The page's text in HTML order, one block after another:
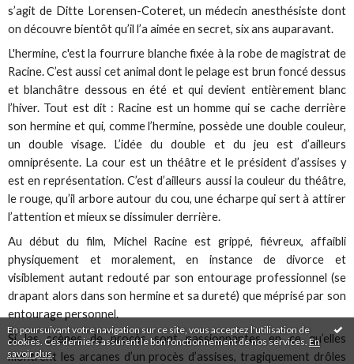
En poursuivant votre navigation sur ce site, vous acceptez l'utilisation de
cookies. Ces derniers assurent le bon fonctionnement de nos services. En
savoir plus.
s’agit de Ditte Lorensen-Coteret, un médecin anesthésiste dont
on découvre bientôt qu’il l’a aimée en secret, six ans auparavant.
L'hermine, c'est la fourrure blanche fixée à la robe de magistrat de
Racine. C’est aussi cet animal dont le pelage est brun foncé dessus
et blanchâtre dessous en été et qui devient entièrement blanc
l’hiver. Tout est dit : Racine est un homme qui se cache derrière
son hermine et qui, comme l’hermine, possède une double couleur,
un double visage. L’idée du double et du jeu est d’ailleurs
omniprésente. La cour est un théâtre et le président d’assises y
est en représentation. C’est d’ailleurs aussi la couleur du théâtre,
le rouge, qu’il arbore autour du cou, une écharpe qui sert à attirer
l’attention et mieux se dissimuler derrière.
Au début du film, Michel Racine est grippé, fiévreux, affaibli
physiquement et moralement, en instance de divorce et
visiblement autant redouté par son entourage professionnel (se
drapant alors dans son hermine et sa dureté) que méprisé par son
entourage personnel.
Si les scènes de procès sont passionnantes en ce qu’elles
montrent les arcanes d’un procès d’assises, tragiquement drôles